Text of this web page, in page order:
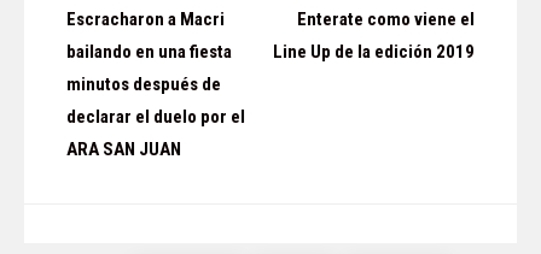
entradas
Escracharon a Macri
bailando en una fiesta
minutos después de
declarar el duelo por el
ARA SAN JUAN
Enterate como viene el
Line Up de la edición 2019